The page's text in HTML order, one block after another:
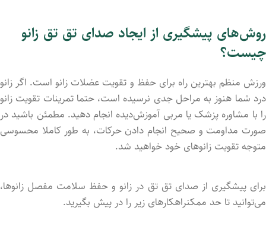
روش‌های پیشگیری از ایجاد صدای تق تق زانو
چیست؟
ورزش منظم بهترین راه برای حفظ و تقویت عضلات زانو است. اگر زانو
درد شما هنوز به مراحل جدی نرسیده است، حتما تمرینات تقویت زانو
را با مشاوره پزشک یا مربی آموزش‌دیده انجام دهید. مطمئن باشید در
صورت مداومت و صحیح انجام داد‌ن حرکات، به طور کاملا محسوسی
متوجه تقویت زانوهای خود خواهید شد.
برای پیشگیری از صدای تق تق در زانو و حفظ سلامت مفصل زانوها،
می‌توانید تا حد ممکنراهکارهای زیر را در پیش بگیرید.